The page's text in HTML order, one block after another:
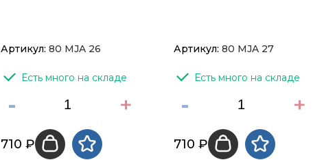
Артикул: 80 MJA 26
Есть много на складе
- +
710 ₽
Артикул: 80 MJA 27
Есть много на складе
- +
710 ₽